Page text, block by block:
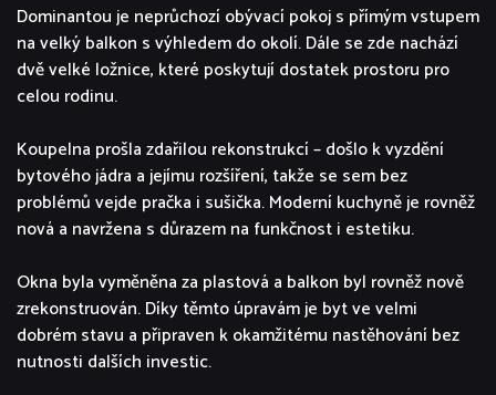
Dominantou je neprůchozí obývací pokoj s přímým vstupem
na velký balkon s výhledem do okolí. Dále se zde nachází
dvě velké ložnice, které poskytují dostatek prostoru pro
celou rodinu.
Koupelna prošla zdařilou rekonstrukcí – došlo k vyzdění
bytového jádra a jejímu rozšíření, takže se sem bez
problémů vejde pračka i sušička. Moderní kuchyně je rovněž
nová a navržena s důrazem na funkčnost i estetiku.
Okna byla vyměněna za plastová a balkon byl rovněž nově
zrekonstruován. Díky těmto úpravám je byt ve velmi
dobrém stavu a připraven k okamžitému nastěhování bez
nutnosti dalších investic.